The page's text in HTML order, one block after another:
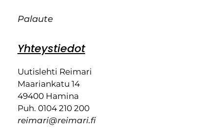
Palaute
Yhteystiedot
Uutislehti Reimari
Maariankatu 14
49400 Hamina
Puh. 0104 210 200
reimari@reimari.fi